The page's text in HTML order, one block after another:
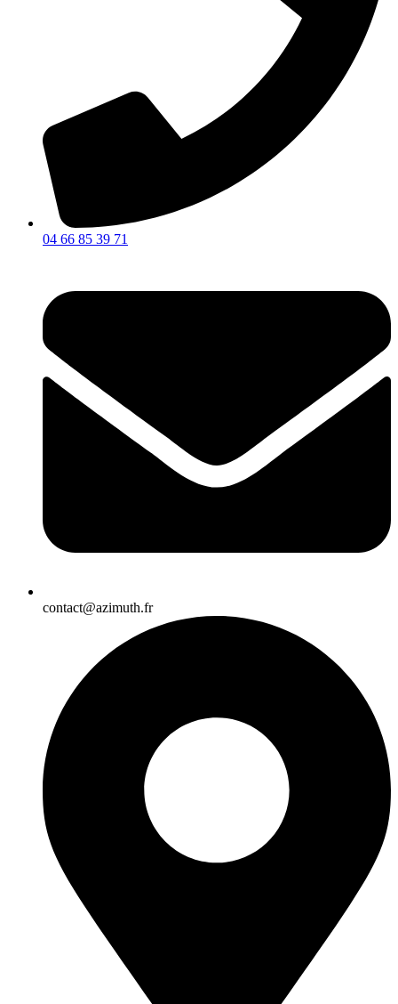
04 66 85 39 71
contact@azimuth.fr